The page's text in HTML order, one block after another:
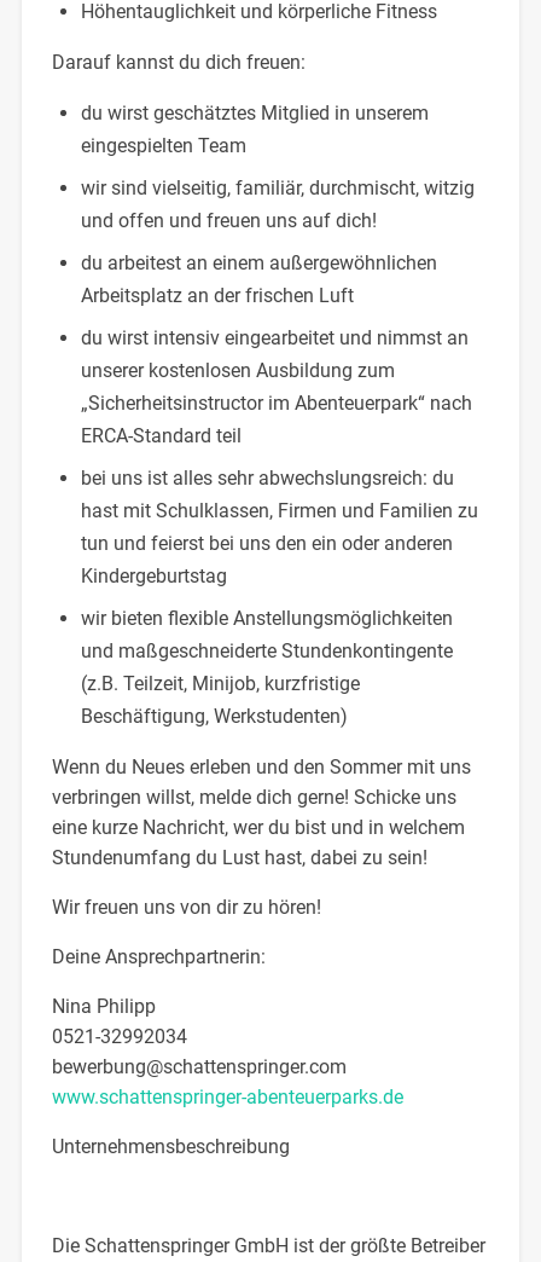
Höhentauglichkeit und körperliche Fitness
Darauf kannst du dich freuen:
du wirst geschätztes Mitglied in unserem
eingespielten Team
wir sind vielseitig, familiär, durchmischt, witzig
und offen und freuen uns auf dich!
du arbeitest an einem außergewöhnlichen
Arbeitsplatz an der frischen Luft
du wirst intensiv eingearbeitet und nimmst an
unserer kostenlosen Ausbildung zum
„Sicherheitsinstructor im Abenteuerpark“ nach
ERCA-Standard teil
bei uns ist alles sehr abwechslungsreich: du
hast mit Schulklassen, Firmen und Familien zu
tun und feierst bei uns den ein oder anderen
Kindergeburtstag
wir bieten flexible Anstellungsmöglichkeiten
und maßgeschneiderte Stundenkontingente
(z.B. Teilzeit, Minijob, kurzfristige
Beschäftigung, Werkstudenten)
Wenn du Neues erleben und den Sommer mit uns
verbringen willst, melde dich gerne! Schicke uns
eine kurze Nachricht, wer du bist und in welchem
Stundenumfang du Lust hast, dabei zu sein!
Wir freuen uns von dir zu hören!
Deine Ansprechpartnerin:
Nina Philipp
0521-32992034
bewerbung@schattenspringer.com
www.schattenspringer-abenteuerparks.de
Unternehmensbeschreibung
Die Schattenspringer GmbH ist der größte Betreiber